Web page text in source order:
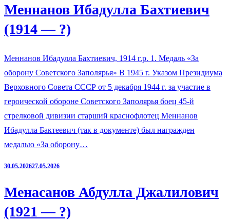
Меннанов Ибадулла Бахтиевич
(1914 — ?)
Меннанов Ибадулла Бахтиевич, 1914 г.р. 1. Медаль «За
оборону Советского Заполярья» В 1945 г. Указом Президиума
Верховного Совета СССР от 5 декабря 1944 г. за участие в
героической обороне Советского Заполярья боец 45-й
стрелковой дивизии старший краснофлотец Меннанов
Ибадулла Бактеевич (так в документе) был награжден
медалью «За оборону…
30.05.202627.05.2026
Менасанов Абдулла Джалилович
(1921 — ?)